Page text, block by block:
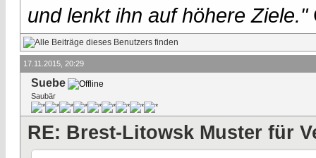
und lenkt ihn auf höhere Ziele."
17.11.2015, 20:29
Suebe
Saubär
RE: Brest-Litowsk Muster für